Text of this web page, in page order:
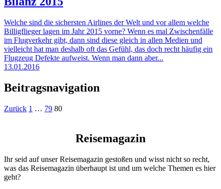
Welche sind die sichersten Airlines der Welt und vor allem welche
Billigflieger lagen im Jahr 2015 vorne? Wenn es mal Zwischenfälle
im Flugverkehr gibt, dann sind diese gleich in allen Medien und
vielleicht hat man deshalb oft das Gefühl, das doch recht häufig ein
Flugzeug Defekte aufweist. Wenn man dann aber...
13.01.2016
Beitragsnavigation
Zurück 1 … 79 80
Reisemagazin
Ihr seid auf unser Reisemagazin gestoßen und wisst nicht so recht,
was das Reisemagazin überhaupt ist und um welche Themen es hier
geht?